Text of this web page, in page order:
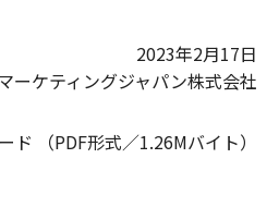
2023年2月17日
ーケティングジャパン株式会社
ド （PDF形式／1.26Mバイト）